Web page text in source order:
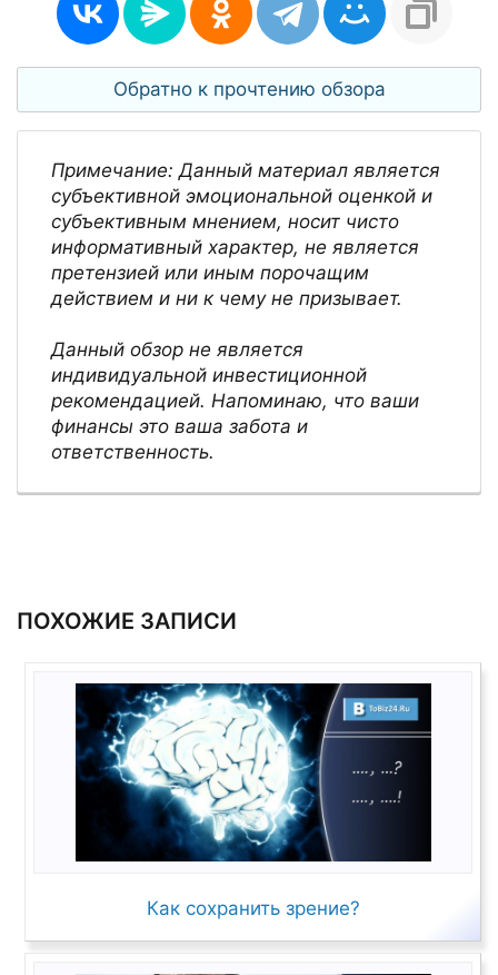
Обратно к прочтению обзора
Примечание: Данный материал является
субъективной эмоциональной оценкой и
субъективным мнением, носит чисто
информативный характер, не является
претензией или иным порочащим
действием и ни к чему не призывает.
Данный обзор не является
индивидуальной инвестиционной
рекомендацией. Напоминаю, что ваши
финансы это ваша забота и
ответственность.
ПОХОЖИЕ ЗАПИСИ
Как сохранить зрение?